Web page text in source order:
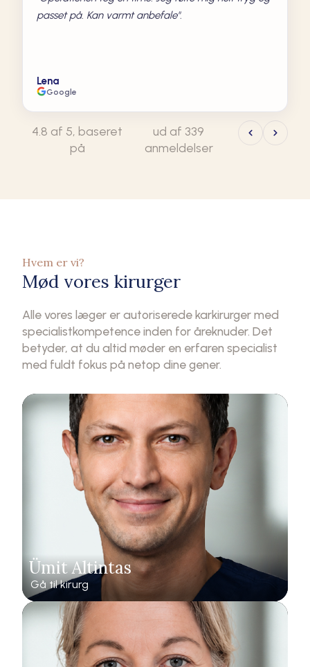
passet på. Kan varmt anbefale".
Lena
Google
4.8 339
Hvem er vi?
Mød vores kirurger
Alle vores læger er autoriserede karkirurger med
specialistkompetence inden for åreknuder. Det
betyder, at du altid møder en erfaren specialist
med fuldt fokus på netop dine gener.
Ümit Altintas
Gå til kirurg